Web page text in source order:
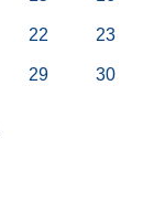
22 23
29 30